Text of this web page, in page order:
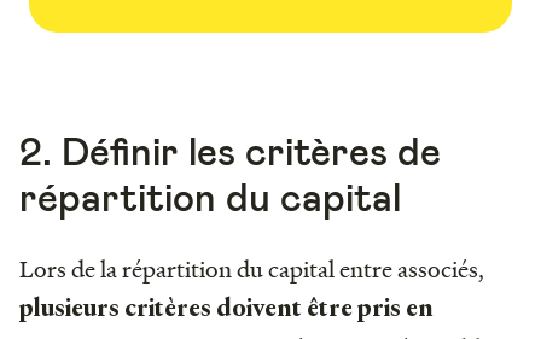
2. Définir les critères de
répartition du capital
Lors de la répartition du capital entre associés,
plusieurs critères doivent être pris en